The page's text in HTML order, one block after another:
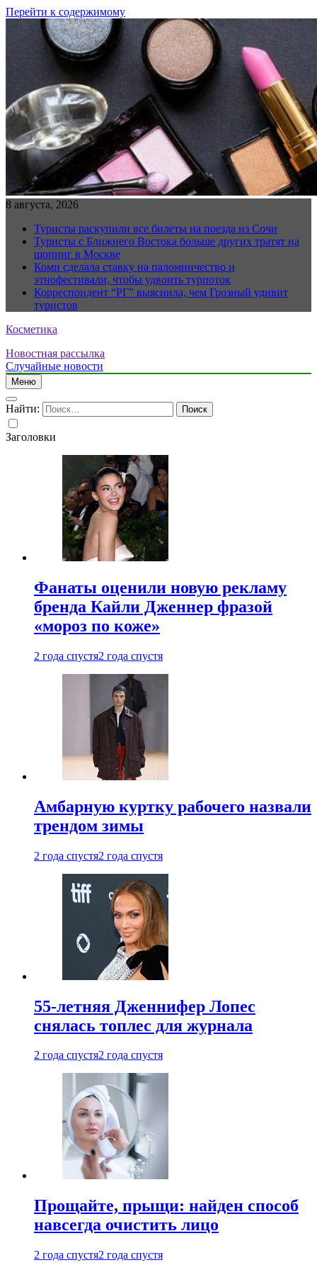
Перейти к содержимому
8 августа, 2026
Туристы раскупили все билеты на поезда из Сочи
Туристы с Ближнего Востока больше других тратят на
шопинг в Москве
Коми сделала ставку на паломничество и
этнофестивали, чтобы удвоить турпоток
Корреспондент “РГ” выяснила, чем Грозный удивит
туристов
Косметика
Новостная рассылка
Случайные новости
Меню
Найти:
Заголовки
Фанаты оценили новую рекламу
бренда Кайли Дженнер фразой
«мороз по коже»
2 года спустя2 года спустя
Амбарную куртку рабочего назвали
трендом зимы
2 года спустя2 года спустя
55-летняя Дженнифер Лопес
снялась топлес для журнала
2 года спустя2 года спустя
Прощайте, прыщи: найден способ
навсегда очистить лицо
2 года спустя2 года спустя